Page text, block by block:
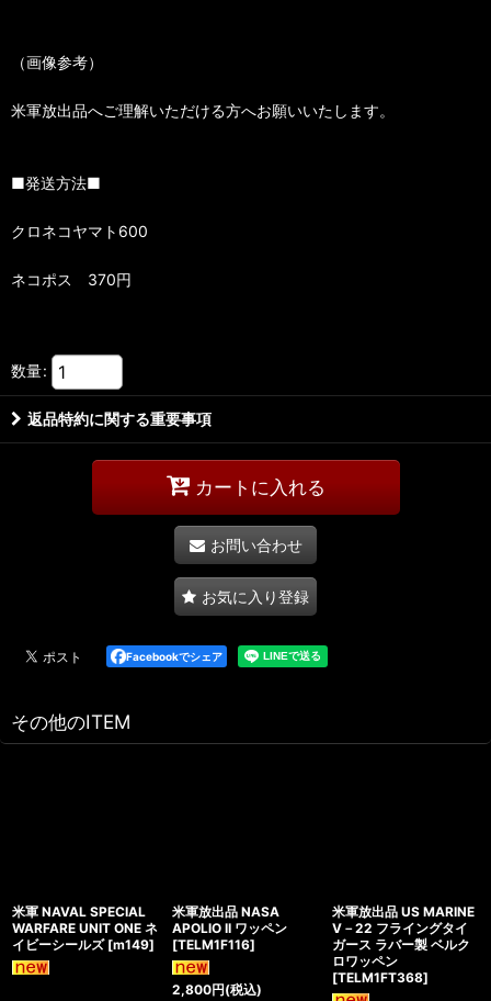
（画像参考）
米軍放出品へご理解いただける方へお願いいたします。
■発送方法■
クロネコヤマト600
ネコポス 370円
数量:
返品特約に関する重要事項
カートに入れる
お問い合わせ
お気に入り登録
Facebookでシェア
その他のITEM
米軍 NAVAL SPECIAL
WARFARE UNIT ONE ネ
イビーシールズ [m149]
米軍放出品 NASA
APOLlO II ワッペン
[TELM1F116]
2,800円(税込)
米軍放出品 US MARINE
V－22 フライングタイ
ガース ラバー製 ベルク
ロワッペン
[TELM1FT368]